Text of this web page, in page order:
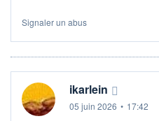
Signaler un abus
ikarlein
05 juin 2026 • 17:42